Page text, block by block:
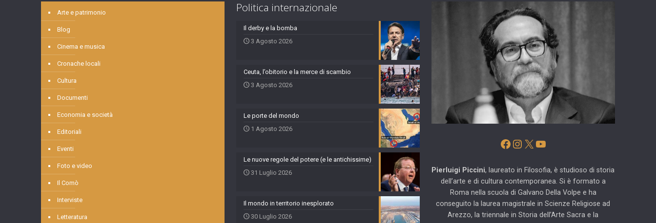
Arte e patrimonio
Blog
Cinema e musica
Cronache locali
Cultura
Documenti
Economia e società
Editoriali
Eventi
Foto e video
Il Comò
Interviste
Letteratura
Politica internazionale
Il derby e la bomba
3 Agosto 2026
Ceuta, l’obitorio e la merce di scambio
3 Agosto 2026
Le porte del mondo
1 Agosto 2026
Le nuove regole del potere (e le antichissime)
31 Luglio 2026
Il mondo in territorio inesplorato
30 Luglio 2026
Facebook
Instagram
X YouTube
Pierluigi Piccini, laureato in Filosofia, è studioso di storia
dell’arte e di cultura contemporanea. Si è formato a
Roma nella scuola di Galvano Della Volpe e ha
conseguito la laurea magistrale in Scienze Religiose ad
Arezzo, la triennale in Storia dell’Arte Sacra e la